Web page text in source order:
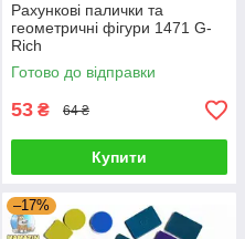
Рахункові палички та
геометричні фігури 1471 G-
Rich
Готово до відправки
53 ₴ 64 ₴
Купити
–17%